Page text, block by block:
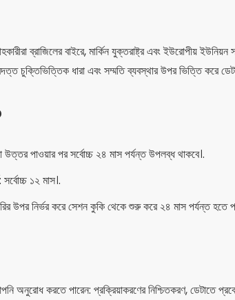
ব্রাজিলের বাইরে, মার্কিন যুক্তরাষ্ট্র এবং ইউরোপীয়
চুক্তিভিত্তিক ধারা এবং সম্মতি ব্যবস্থার উপর ভিত্তি করে
উত্তর পাওয়ার পর সর্বোচ্চ ২৪ মাস পর্যন্ত উপলব্ধ থাকবে।.
১২ মাস।.
উপর নির্ভর করে সেশন কুকি থেকে শুরু করে ২৪ মাস পর্যন্ত হতে
অনুরোধ করতে পারেন: প্রক্রিয়াকরণের নিশ্চিতকরণ, ডেটাতে